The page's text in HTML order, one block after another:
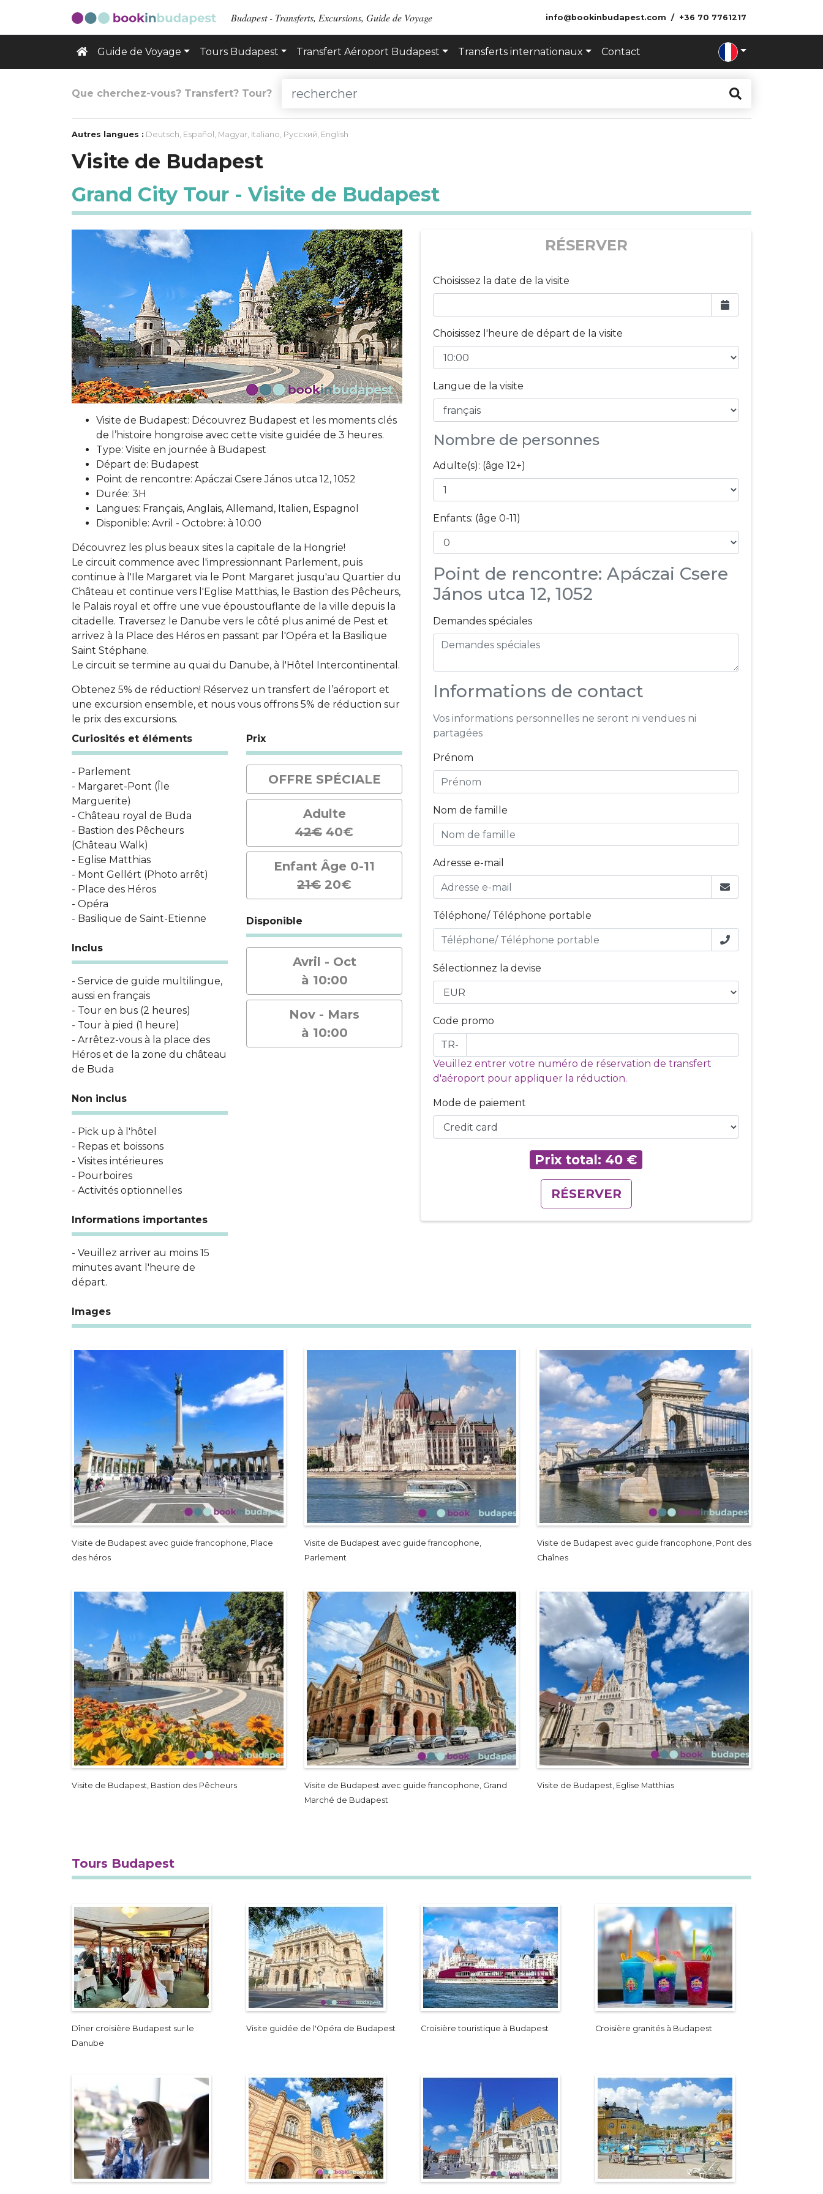
Budapest - Transferts, Excursions, Guide de Voyage info@bookinbudapest.com +36 70 7761217
Guide de Voyage Tours Budapest Transfert Aéroport Budapest Transferts internationaux Contact
Que cherchez-vous? Transfert? Tour?
Autres langues : Deutsch, Español , Magyar, Italiano, Русский, English
Visite de Budapest
Grand City Tour - Visite de Budapest
Visite de Budapest: Découvrez Budapest et les moments clés
de l’histoire hongroise avec cette visite guidée de 3 heures.
Type: Visite en journée à Budapest
Départ de: Budapest
Point de rencontre: Apáczai Csere János utca 12, 1052
Durée: 3H
Langues: Français, Anglais, Allemand, Italien, Espagnol
Disponible: Avril - Octobre: à 10:00
Découvrez les plus beaux sites la capitale de la Hongrie!
Le circuit commence avec l'impressionnant Parlement, puis
continue à l'Ile Margaret via le Pont Margaret jusqu'au Quartier du
Château et continue vers l'Eglise Matthias, le Bastion des Pêcheurs,
le Palais royal et offre une vue époustouflante de la ville depuis la
citadelle. Traversez le Danube vers le côté plus animé de Pest et
arrivez à la Place des Héros en passant par l'Opéra et la Basilique
Saint Stéphane.
Le circuit se termine au quai du Danube, à l'Hôtel Intercontinental.
Obtenez 5% de réduction! Réservez un transfert de l’aéroport et
une excursion ensemble, et nous vous offrons 5% de réduction sur
le prix des excursions.
Curiosités et éléments
- Parlement
- Margaret-Pont (Île
Marguerite)
- Château royal de Buda
- Bastion des Pêcheurs
(Château Walk)
- Eglise Matthias
- Mont Gellért (Photo arrêt)
- Place des Héros
- Opéra
- Basilique de Saint-Etienne
Inclus
- Service de guide multilingue,
aussi en français
- Tour en bus (2 heures)
- Tour à pied (1 heure)
- Arrêtez-vous à la place des
Héros et de la zone du château
de Buda
Non inclus
- Pick up à l'hôtel
- Repas et boissons
- Visites intérieures
- Pourboires
- Activités optionnelles
Informations importantes
- Veuillez arriver au moins 15
minutes avant l'heure de
départ.
Prix
OFFRE SPÉCIALE
Adulte
42€ 40€
Enfant Âge 0-11
21€ 20€
Disponible
Avril - Oct
à 10:00
Nov - Mars
à 10:00
RÉSERVER
Choisissez la date de la visite
Choisissez l'heure de départ de la visite
Langue de la visite
Nombre de personnes
Adulte(s): (âge 12+)
Enfants: (âge 0-11)
Point de rencontre: Apáczai Csere
János utca 12, 1052
Demandes spéciales
Informations de contact
Vos informations personnelles ne seront ni vendues ni
partagées
Prénom
Nom de famille
Adresse e-mail
Téléphone/ Téléphone portable
Sélectionnez la devise
Code promo
TR-
Veuillez entrer votre numéro de réservation de transfert
d'aéroport pour appliquer la réduction.
Mode de paiement
Prix total: 40 €
RÉSERVER
Images
Visite de Budapest avec guide francophone, Place
des héros
Visite de Budapest avec guide francophone,
Parlement
Visite de Budapest avec guide francophone, Pont des
Chaînes
Visite de Budapest, Bastion des Pêcheurs
Visite de Budapest avec guide francophone, Grand
Marché de Budapest
Visite de Budapest, Eglise Matthias
Tours Budapest
Dîner croisière Budapest sur le
Danube
Visite guidée de l'Opéra de Budapest Croisière touristique à Budapest Croisière granités à Budapest